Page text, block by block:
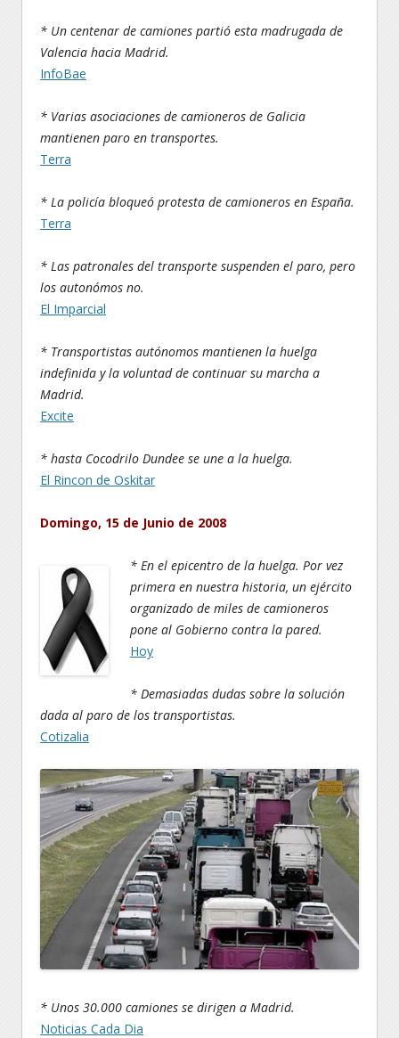
* Un centenar de camiones partió esta madrugada de
Valencia hacia Madrid.
InfoBae
* Varias asociaciones de camioneros de Galicia
mantienen paro en transportes.
Terra
* La policía bloqueó protesta de camioneros en España.
Terra
* Las patronales del transporte suspenden el paro, pero
los autonómos no.
El Imparcial
* Transportistas autónomos mantienen la huelga
indefinida y la voluntad de continuar su marcha a
Madrid.
Excite
* hasta Cocodrilo Dundee se une a la huelga.
El Rincon de Oskitar
Domingo, 15 de Junio de 2008
* En el epicentro de la huelga. Por vez
primera en nuestra historia, un ejército
organizado de miles de camioneros
pone al Gobierno contra la pared.
Hoy
* Demasiadas dudas sobre la solución
dada al paro de los transportistas.
Cotizalia
* Unos 30.000 camiones se dirigen a Madrid.
Noticias Cada Dia